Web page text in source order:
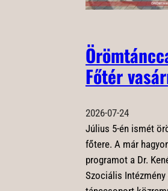
Főtér
2026-07-24
Július 5-én ismét
főtere. A már
programot a Dr.
Szociális